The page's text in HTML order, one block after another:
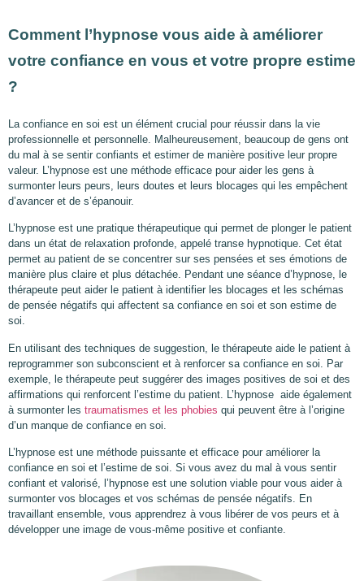
Comment l’hypnose vous aide à améliorer
votre confiance en vous et votre propre estime
?
La confiance en soi est un élément crucial pour réussir dans la vie
professionnelle et personnelle. Malheureusement, beaucoup de gens ont
du mal à se sentir confiants et estimer de manière positive leur propre
valeur. L’hypnose est une méthode efficace pour aider les gens à
surmonter leurs peurs, leurs doutes et leurs blocages qui les empêchent
d’avancer et de s’épanouir.
L’hypnose est une pratique thérapeutique qui permet de plonger le patient
dans un état de relaxation profonde, appelé transe hypnotique. Cet état
permet au patient de se concentrer sur ses pensées et ses émotions de
manière plus claire et plus détachée. Pendant une séance d’hypnose, le
thérapeute peut aider le patient à identifier les blocages et les schémas
de pensée négatifs qui affectent sa confiance en soi et son estime de
soi.
En utilisant des techniques de suggestion, le thérapeute aide le patient à
reprogrammer son subconscient et à renforcer sa confiance en soi. Par
exemple, le thérapeute peut suggérer des images positives de soi et des
affirmations qui renforcent l’estime du patient. L’hypnose aide également
à surmonter les traumatismes et les phobies qui peuvent être à l’origine
d’un manque de confiance en soi.
L’hypnose est une méthode puissante et efficace pour améliorer la
confiance en soi et l’estime de soi. Si vous avez du mal à vous sentir
confiant et valorisé, l’hypnose est une solution viable pour vous aider à
surmonter vos blocages et vos schémas de pensée négatifs. En
travaillant ensemble, vous apprendrez à vous libérer de vos peurs et à
développer une image de vous-même positive et confiante.